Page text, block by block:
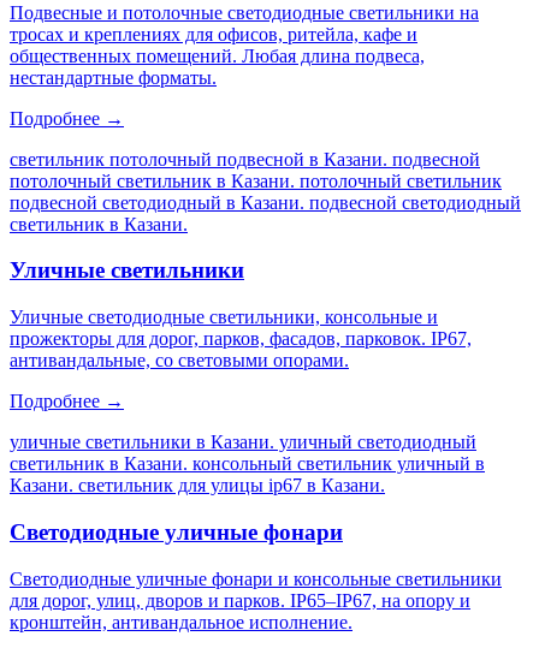
Подвесные и потолочные светодиодные светильники на
тросах и креплениях для офисов, ритейла, кафе и
общественных помещений. Любая длина подвеса,
нестандартные форматы.
Подробнее →
светильник потолочный подвесной в Казани. подвесной
потолочный светильник в Казани. потолочный светильник
подвесной светодиодный в Казани. подвесной светодиодный
светильник в Казани.
Уличные светильники
Уличные светодиодные светильники, консольные и
прожекторы для дорог, парков, фасадов, парковок. IP67,
антивандальные, со световыми опорами.
Подробнее →
уличные светильники в Казани. уличный светодиодный
светильник в Казани. консольный светильник уличный в
Казани. светильник для улицы ip67 в Казани.
Светодиодные уличные фонари
Светодиодные уличные фонари и консольные светильники
для дорог, улиц, дворов и парков. IP65–IP67, на опору и
кронштейн, антивандальное исполнение.